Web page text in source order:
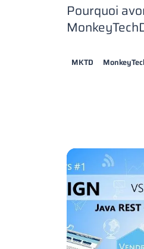
Pourquoi
MKTD